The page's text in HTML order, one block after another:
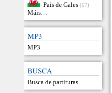
País de Gales (17)
Máis…
MP3
MP3
BUSCA
Busca de partituras